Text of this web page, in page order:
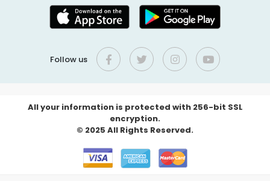
Follow us
All your information is protected with 256-bit SSL
encryption.
© 2025 All Rights Reserved.